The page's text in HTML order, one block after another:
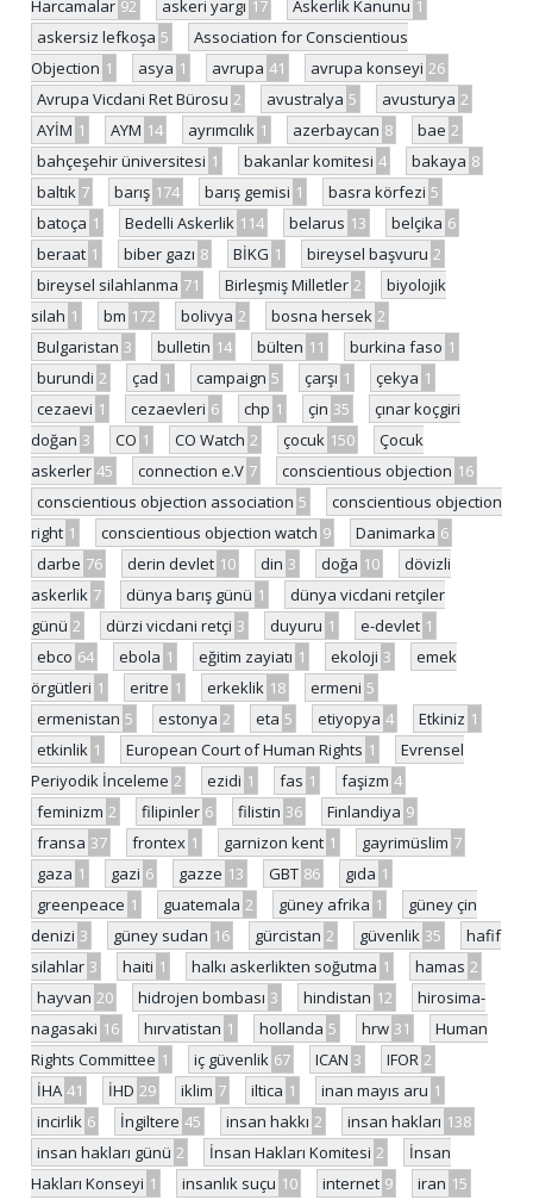
Harcamalar 92 askeri yargı 17 Askerlik Kanunu 1
askersiz lefkoşa 5
Association for Conscientious
Objection 1 asya 1 avrupa 41 avrupa konseyi 26
Avrupa Vicdani Ret Bürosu 2 avustralya 5 avusturya 2
AYİM 1 AYM 14 ayrımcılık 1 azerbaycan 8 bae 2
bahçeşehir üniversitesi 1 bakanlar komitesi 4 bakaya 8
baltık 7 barış 174 barış gemisi 1 basra körfezi 5
batoça 1 Bedelli Askerlik 114 belarus 13 belçika 6
beraat 1 biber gazı 8 BİKG 1 bireysel başvuru 2
bireysel silahlanma 71 Birleşmiş Milletler 2
biyolojik
silah 1 bm 172 bolivya 2 bosna hersek 2
Bulgaristan 3 bulletin 14 bülten 11 burkina faso 1
burundi 2 çad 1 campaign 5 çarşı 1 çekya 1
cezaevi 1 cezaevleri 6 chp 1 çin 35
çınar koçgiri
doğan 3 CO 1 CO Watch 2 çocuk 150
Çocuk
askerler 45 connection e.V 7 conscientious objection 16
conscientious objection association 5
conscientious objection
right 1 conscientious objection watch 9 Danimarka 6
darbe 76 derin devlet 10 din 3 doğa 10
dövizli
askerlik 7 dünya barış günü 1
dünya vicdani retçiler
günü 2 dürzi vicdani retçi 3 duyuru 1 e-devlet 1
ebco 64 ebola 1 eğitim zayiatı 1 ekoloji 3
emek
örgütleri 1 eritre 1 erkeklik 18 ermeni 5
ermenistan 5 estonya 2 eta 5 etiyopya 4 Etkiniz 1
etkinlik 1 European Court of Human Rights 1
Evrensel
Periyodik İnceleme 2 ezidi 1 fas 1 faşizm 4
feminizm 2 filipinler 6 filistin 36 Finlandiya 9
fransa 37 frontex 1 garnizon kent 1 gayrimüslim 7
gaza 1 gazi 6 gazze 13 GBT 86 gıda 1
greenpeace 1 guatemala 2 güney afrika 1
güney çin
denizi 3 güney sudan 16 gürcistan 2 güvenlik 35
hafif
silahlar 3 haiti 1 halkı askerlikten soğutma 1 hamas 2
hayvan 20 hidrojen bombası 3 hindistan 12
hirosima-
nagasaki 16 hırvatistan 1 hollanda 5 hrw 31
Human
Rights Committee 1 iç güvenlik 67 ICAN 3 IFOR 2
İHA 41 İHD 29 iklim 7 iltica 1 inan mayıs aru 1
incirlik 6 İngiltere 45 insan hakkı 2 insan hakları 138
insan hakları günü 2 İnsan Hakları Komitesi 2
İnsan
Hakları Konseyi 1 insanlık suçu 10 internet 9 iran 15